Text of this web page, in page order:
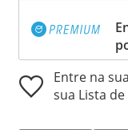
Entre na
sua Lista